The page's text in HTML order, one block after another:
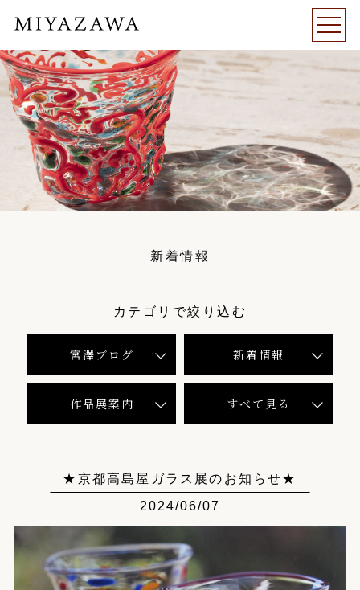
新着情報
カテゴリで絞り込む
宮澤ブログ 新着情報
作品展案内 すべて見る
★京都高島屋ガラス展のお知らせ★
2024/06/07